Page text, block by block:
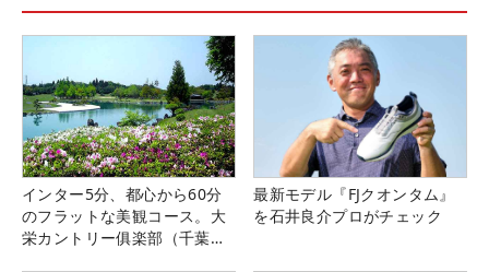
インター5分、都心から60分
のフラットな美観コース。大
栄カントリー俱楽部（千葉
最新モデル『FJクオンタム』
を石井良介プロがチェック